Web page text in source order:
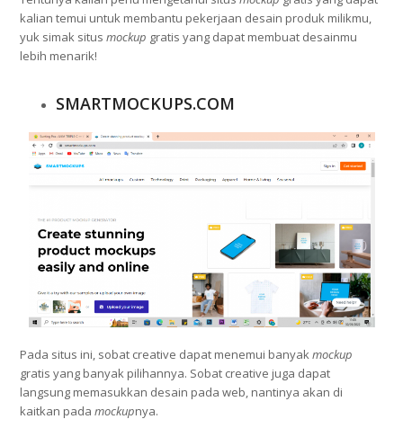
kalian temui untuk membantu pekerjaan desain produk milikmu,
yuk simak situsmockup gratis yang dapat membuat desainmu
lebih menarik!
SMARTMOCKUPS.COM
Pada situs ini, sobat creative dapat menemui banyakmockup
gratis yang banyak pilihannya. Sobat creative juga dapat
langsung memasukkan desain pada web, nantinya akan di
kaitkan padamockupnya.